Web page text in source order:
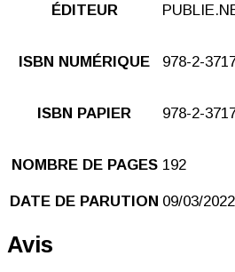
ÉDITEUR
ISBN NUMÉRIQUE 978-2-
ISBN PAPIER 978-2-
NOMBRE DE PAGES 192
DATE DE PARUTION 09/03/2022
Avis